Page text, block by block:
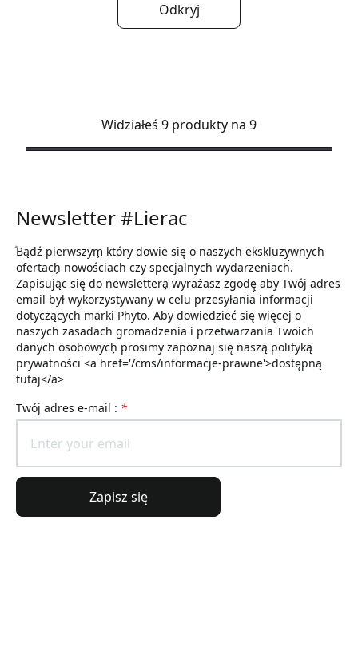
Odkryj
Widziałeś 9 produkty na 9
Newsletter #Lierac
ͣBądź pierwszym͕ który dowie się o naszych ekskluzywnych
ofertach͕ nowościach czy specjalnych wydarzeniach͘.
Zapisując się do newslettera͕ wyrażasz zgodę͕ aby Twój adres
email był wykorzystywany w celu przesyłania informacji
dotyczących marki Phyto. Aby dowiedzieć się więcej o
naszych zasadach gromadzenia i przetwarzania Twoich
danych osobowych͕ prosimy zapoznaj się naszą polityką
prywatności <a href='/cms/informacje-prawne'>dostępną
tutaj</a>
Twój adres e-mail : *
Zapisz się